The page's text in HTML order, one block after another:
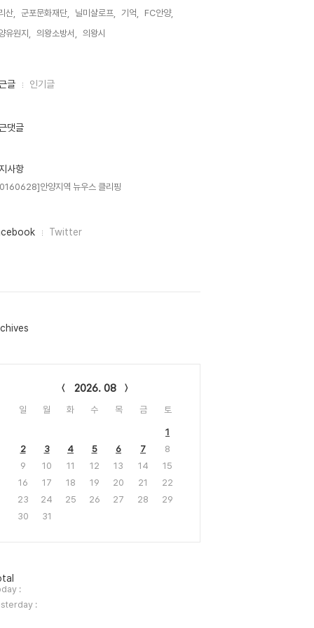
산,
군포문화재단, 닐미샬로프, 기억,
FC안양,
유원지,
의왕소방서, 의왕시,
글 인기글
댓글
사항
안양지역 뉴우스 클리핑
Twitter
2026. 08
일 월 화 수 목 금 토
1
2
3 4 5 6 7
8
9
10 11 12 13 14
15
16
17 18 19 20 21
22
23
24 25 26 27 28
29
30
31
:
: